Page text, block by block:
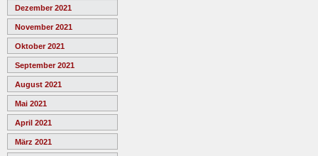
Dezember 2021
November 2021
Oktober 2021
September 2021
August 2021
Mai 2021
April 2021
März 2021